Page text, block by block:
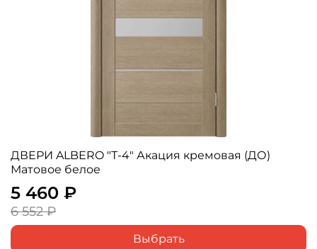
ДВЕРИ ALBERO "Т-4" Акация кремовая (ДО)
Матовое белое
5 460 ₽
6 552 ₽
Выбрать